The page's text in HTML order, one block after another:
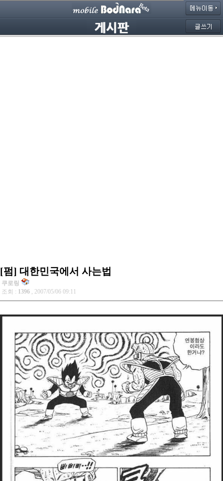
[펌] 대한민국에서 사는법
쿠로링
조회 : 1396 , 2007/05/06 09:11